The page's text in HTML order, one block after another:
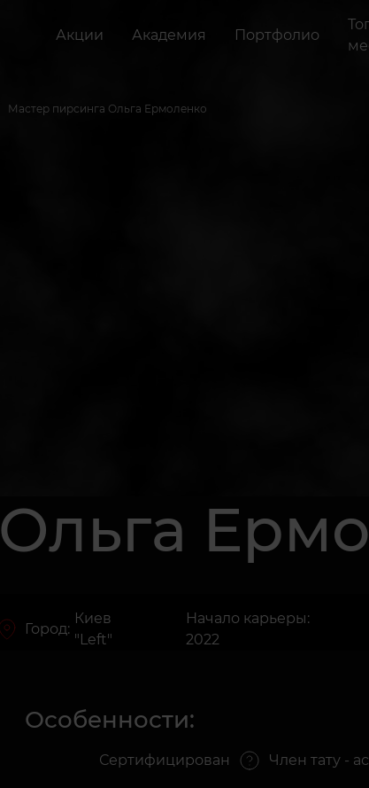
Акции Академия Портфолио
Мастер пирсинга Ольга Ермоленко
Ольга
Город:
Киев
"Left"
Начало карьеры:
2022
Особенности:
Сертифицирован Член тату -